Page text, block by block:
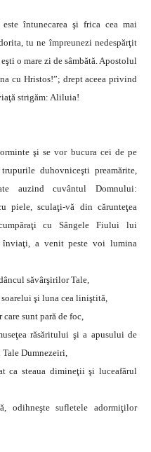
întunecarea şi frica cea mai
tu ne împreunezi nedespărţit
o mare zi de sâmbătă. Apostolul
cu Hristos!”; drept aceea privind
strigăm: Aliluia!
şi se vor bucura cei de pe
duhovniceşti preamărite,
auzind cuvântul Domnului:
piele, sculaţi-vă din cărunteţea
cu Sângele Fiului lui
înviaţi, a venit peste voi lumina
săvârşirilor Tale,
şi luna cea liniştită,
sunt pară de foc,
răsăritului şi a apusului de
Tale Dumnezeiri,
ca steaua dimineţii şi luceafărul
odihneşte sufletele adormiţilor